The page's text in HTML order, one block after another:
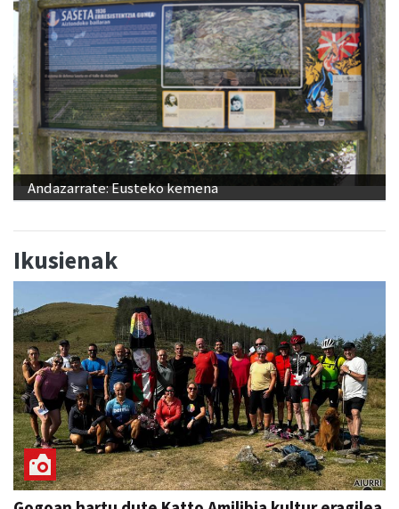
Andazarrate: Eusteko kemena
Ikusienak